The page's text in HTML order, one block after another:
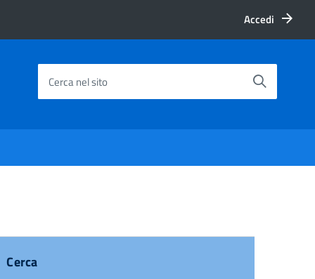
Accedi
Cerca nel sito
Cerca